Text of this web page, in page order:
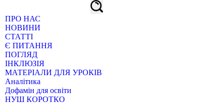
ПРО НАС
НОВИНИ
СТАТТІ
Є ПИТАННЯ
ПОГЛЯД
ІНКЛЮЗІЯ
МАТЕРІАЛИ ДЛЯ УРОКІВ
Аналітика
Дофамін для освіти
НУШ КОРОТКО